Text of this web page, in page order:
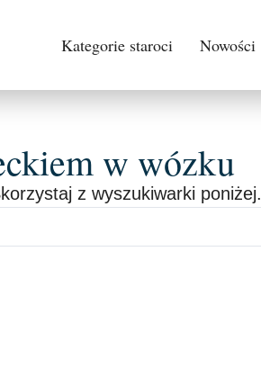
Kategorie staroci Nowości
w wózku
z wyszukiwarki poniżej.